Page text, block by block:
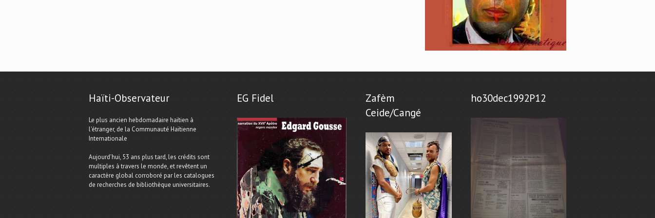
Haïti-Observateur
Le plus ancien hebdomadaire haïtien à
l'étranger, de la Communauté Haïtienne
Internationale
Aujourd'hui, 53 ans plus tard, les crédits sont
multiples à travers le monde, et revêtent un
caractère global corroboré par les catalogues
de recherches de bibliothèque universitaires.
EG Fidel
Zafèm
Ceide/Cangé
ho30dec1992P12